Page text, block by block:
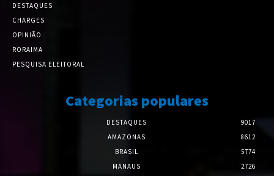
DESTAQUES
CHARGES
OPINIÃO
RORAIMA
PESQUISA ELEITORAL
Categorias populares
DESTAQUES
9017
AMAZONAS
8612
BRASIL
5774
MANAUS
2726